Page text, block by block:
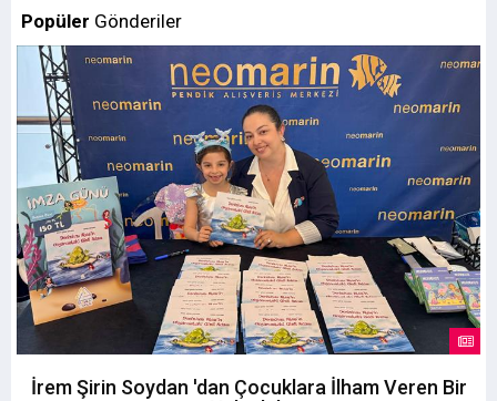
Popüler Gönderiler
İrem Şirin Soydan 'dan Çocuklara İlham Veren Bir